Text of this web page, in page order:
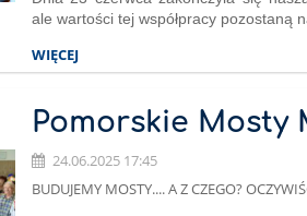
ale wartości tej współpracy pozostaną
WIĘCEJ
Pomorskie Mosty
24.06.2025 17:45
BUDUJEMY MOSTY.... A Z CZEGO?